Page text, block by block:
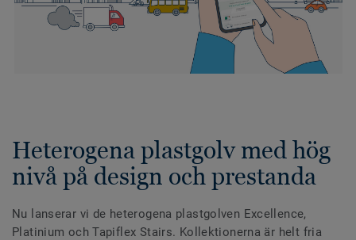
Heterogena plastgolv med hög
nivå på design och prestanda
Nu lanserar vi de heterogena plastgolven Excellence,
Platinium och Tapiflex Stairs. Kollektionerna är helt fria